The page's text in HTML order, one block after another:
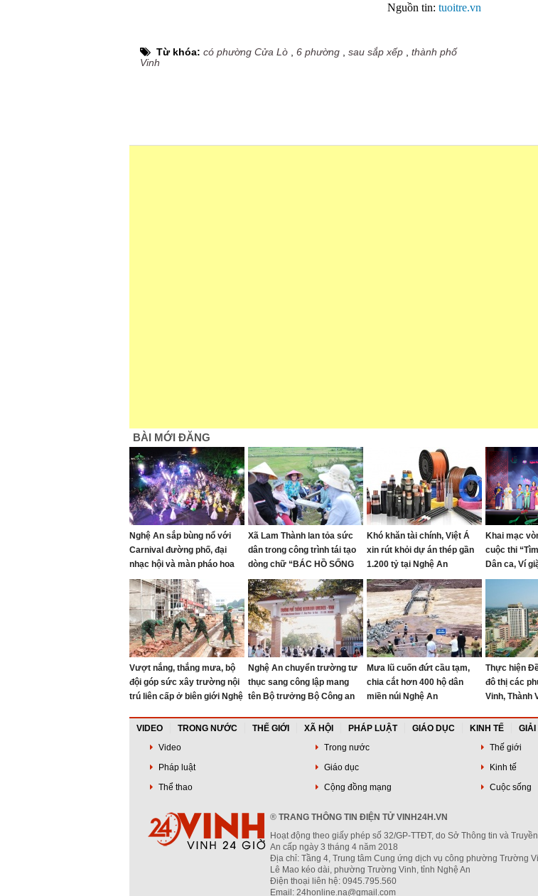
Nguồn tin: tuoitre.vn
Từ khóa: có phường Cửa Lò 6 phường sau sắp xếp
thành phố
Vinh
BÀI MỚI ĐĂNG
Nghệ An sắp bùng nổ với
Carnival đường phố, đại
nhạc hội và màn pháo hoa
mãn nhãn
Xã Lam Thành lan tỏa sức
dân trong công trình tái tạo
dòng chữ “BÁC HỒ SỐNG
MÃI” trên Núi Nhón
Khó khăn tài chính, Việt Á
xin rút khỏi dự án thép gần
1.200 tỷ tại Nghệ An
Khai mạc
cuộc thi
Dân ca, Ví
năm 2026
Vượt nắng, thắng mưa, bộ
đội góp sức xây trường nội
trú liên cấp ở biên giới Nghệ
Nghệ An chuyển trường tư
thục sang công lập mang
tên Bộ trưởng Bộ Công an
Mưa lũ cuốn đứt cầu tạm,
chia cắt hơn 400 hộ dân
miền núi Nghệ An
Thực hiện
đô thị các
Vinh, Thành
Lò giai đoạn
VIDEO TRONG NƯỚC THẾ GIỚI XÃ HỘI PHÁP LUẬT GIÁO DỤC KINH TẾ GIẢI
Video
Trong nước Thế giới
Pháp luật
Giáo dục Kinh tế
Thể thao
Cộng đồng mạng Cuộc sống
® TRANG THÔNG TIN ĐIỆN TỬ VINH24H.VN
Hoạt động theo giấy phép số 32/GP-TTĐT, do Sở Thông tin và
An cấp ngày 3 tháng 4 năm 2018
Địa chỉ: Tầng 4, Trung tâm Cung ứng dịch vụ công phường Trường
Lê Mao kéo dài, phường Trường Vinh, tỉnh Nghệ An
Điện thoại liên hệ: 0945.795.560
Email: 24honline.na@gmail.com